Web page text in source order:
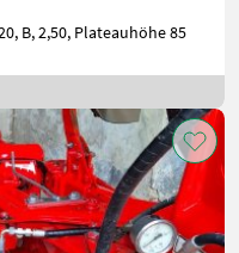
B, 2,50, Plateauhöhe 85